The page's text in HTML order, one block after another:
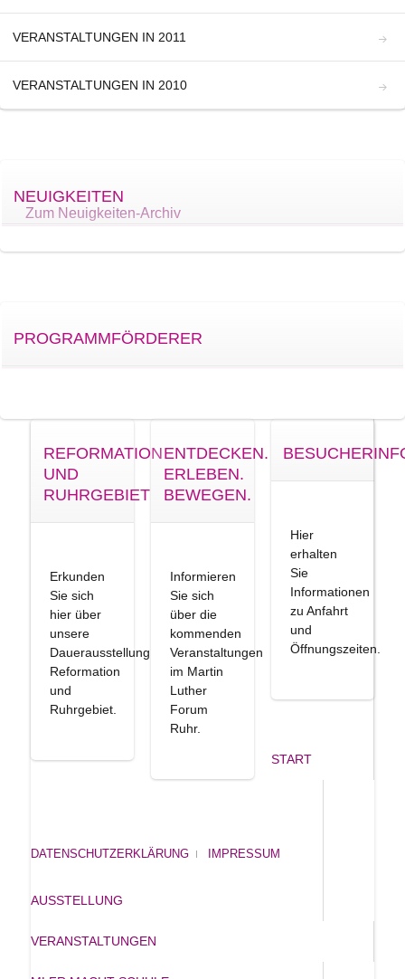
VERANSTALTUNGEN IN 2011
VERANSTALTUNGEN IN 2010
NEUIGKEITEN
Zum Neuigkeiten-Archiv
PROGRAMMFÖRDERER
REFORMATION
UND
RUHRGEBIET
Erkunden
Sie sich
hier über
unsere
Dauerausstellung
Reformation
und
Ruhrgebiet.
ENTDECKEN.
ERLEBEN.
BEWEGEN.
Informieren
Sie sich
über die
kommenden
Veranstaltungen
im Martin
Luther
Forum
Ruhr.
Hier
erhalten
Sie
Informationen
zu Anfahrt
und
Öffnungszeiten.
DATENSCHUTZERKLÄRUNG IMPRESSUM
START
AUSSTELLUNG
VERANSTALTUNGEN